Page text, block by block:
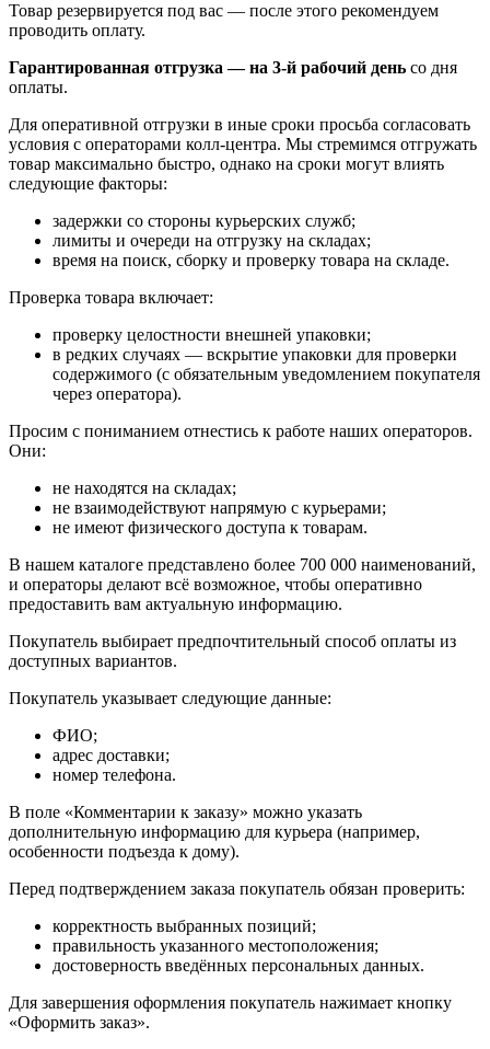
Товар резервируется под вас — после этого рекомендуем
проводить оплату.
Гарантированная отгрузка — на 3‑й рабочий день со дня
оплаты.
Для оперативной отгрузки в иные сроки просьба согласовать
условия с операторами колл‑центра. Мы стремимся отгружать
товар максимально быстро, однако на сроки могут влиять
следующие факторы:
задержки со стороны курьерских служб;
лимиты и очереди на отгрузку на складах;
время на поиск, сборку и проверку товара на складе.
Проверка товара включает:
проверку целостности внешней упаковки;
в редких случаях — вскрытие упаковки для проверки
содержимого (с обязательным уведомлением покупателя
через оператора).
Просим с пониманием отнестись к работе наших операторов.
Они:
не находятся на складах;
не взаимодействуют напрямую с курьерами;
не имеют физического доступа к товарам.
В нашем каталоге представлено более 700 000 наименований,
и операторы делают всё возможное, чтобы оперативно
предоставить вам актуальную информацию.
Покупатель выбирает предпочтительный способ оплаты из
доступных вариантов.
Покупатель указывает следующие данные:
ФИО;
адрес доставки;
номер телефона.
В поле «Комментарии к заказу» можно указать
дополнительную информацию для курьера (например,
особенности подъезда к дому).
Перед подтверждением заказа покупатель обязан проверить:
корректность выбранных позиций;
правильность указанного местоположения;
достоверность введённых персональных данных.
Для завершения оформления покупатель нажимает кнопку
«Оформить заказ».